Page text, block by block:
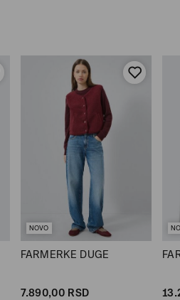
NOVO
FARMERKE DUGE
7.890,00 RSD